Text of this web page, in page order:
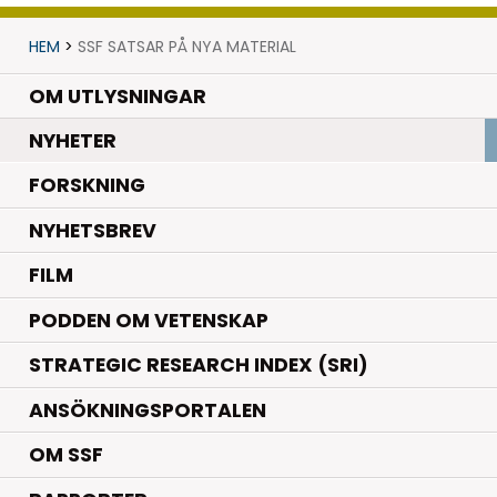
HEM > SSF SATSAR PÅ NYA MATERIAL
OM UTLYSNINGAR
NYHETER.
FORSKNING.
NYHETSBREV
FILM
PODDEN OM VETENSKAP
STRATEGIC RESEARCH INDEX (SRI)
ANSÖKNINGSPORTALEN
OM SSF